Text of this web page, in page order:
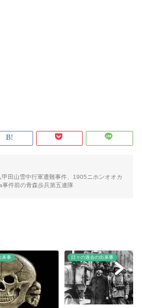
田山雪中行軍遭難事件、1905ニホンオオカ
件前の青森歩兵第五連隊
来事 日々の過去の出来事